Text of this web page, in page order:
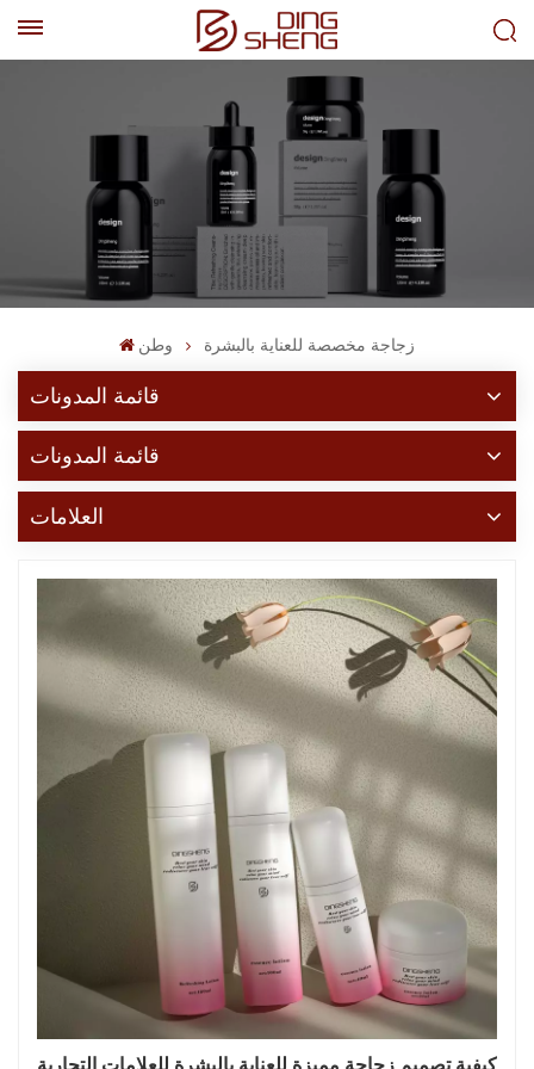
وطن زجاجة مخصصة للعناية بالبشرة
قائمة المدونات
قائمة المدونات
العلامات